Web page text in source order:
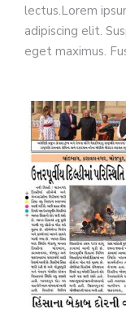
lectus.Lorem
adipiscing elit.
eget maximus.